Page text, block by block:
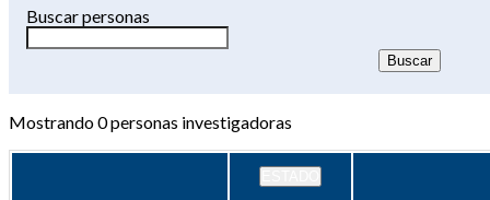
Buscar personas
Mostrando0personas investigadoras